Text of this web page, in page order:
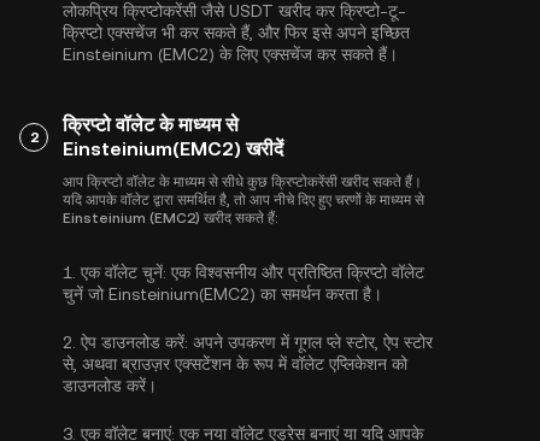
लोकप्रिय क्रिप्टोकरेंसी जैसेUSDT खरीद कर क्रिप्टो-टू-
क्रिप्टो एक्सचेंज भी कर सकते हैं, और फिर इसे अपने इच्छित
Einsteinium (EMC2) के लिए एक्सचेंज कर सकते हैं।
2
क्रिप्टो वॉलेट के माध्यम से
Einsteinium(EMC2) खरीदें
आप क्रिप्टो वॉलेट के माध्यम से सीधे कुछ क्रिप्टोकरेंसी खरीद सकते हैं।
यदि आपके वॉलेट द्वारा समर्थित है, तो आप नीचे दिए हुए चरणों के माध्यम से
Einsteinium (EMC2) खरीद सकते हैं:
1. एक वॉलेट चुनें: एक विश्वसनीय और प्रतिष्ठित क्रिप्टो वॉलेट
चुनें जो Einsteinium(EMC2) का समर्थन करता है।
2. ऐप डाउनलोड करें: अपने उपकरण में गूगल प्ले स्टोर, ऐप स्टोर
से, अथवा ब्राउज़र एक्सटेंशन के रूप में वॉलेट एप्लिकेशन को
डाउनलोड करें।
3. एक वॉलेट बनाएं: एक नया वॉलेट एड्रेस बनाएं या यदि आपके